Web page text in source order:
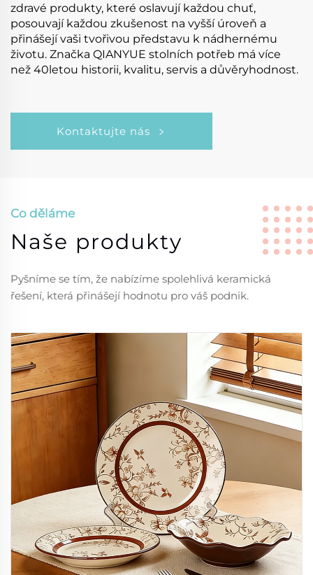
zdravé produkty, které oslavují každou chuť,
posouvají každou zkušenost na vyšší úroveň a
přinášejí vaši tvořivou představu k nádhernému
životu. Značka QIANYUE stolních potřeb má více
než 40letou historii, kvalitu, servis a důvěryhodnost.
Kontaktujte nás
Co děláme
Naše produkty
Pyšníme se tím, že nabízíme spolehlivá keramická
řešení, která přinášejí hodnotu pro váš podnik.